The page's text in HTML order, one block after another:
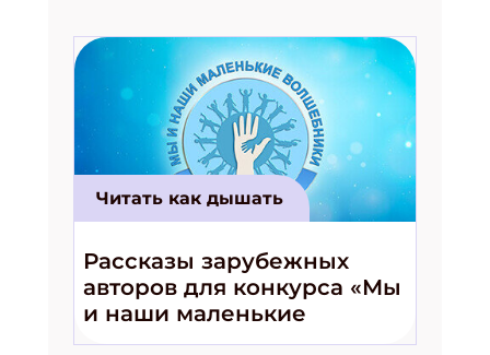
Читать как дышать
Рассказы зарубежных
авторов для конкурса «Мы
и наши маленькие
волшебники!»
Подпишись на рассылку
Получи электронный "Классный журнал" в
Укажите имя
Укажите Ваш Email